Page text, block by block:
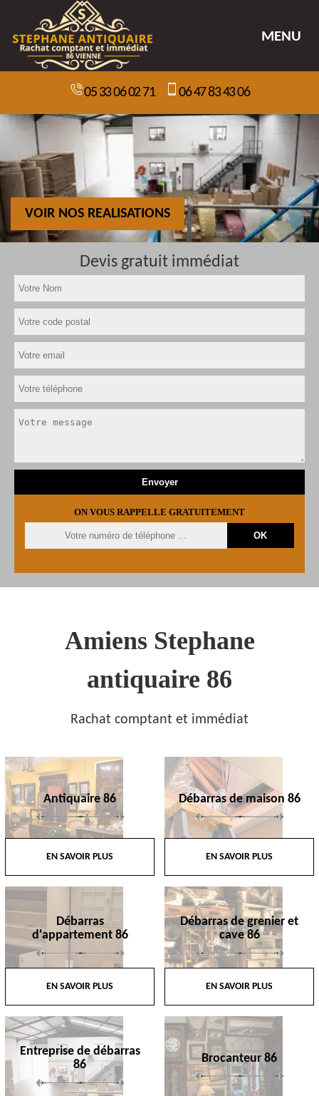
MENU
05 33 06 02 71 06 47 83 43 06
VOIR NOS REALISATIONS
Devis gratuit immédiat
ON VOUS RAPPELLE GRATUITEMENT
Amiens Stephane
antiquaire 86
Rachat comptant et immédiat
Antiquaire 86
EN SAVOIR PLUS
Débarras de maison 86
EN SAVOIR PLUS
Débarras
d'appartement 86
EN SAVOIR PLUS
Débarras de grenier et
cave 86
EN SAVOIR PLUS
Entreprise de débarras
86
Brocanteur 86